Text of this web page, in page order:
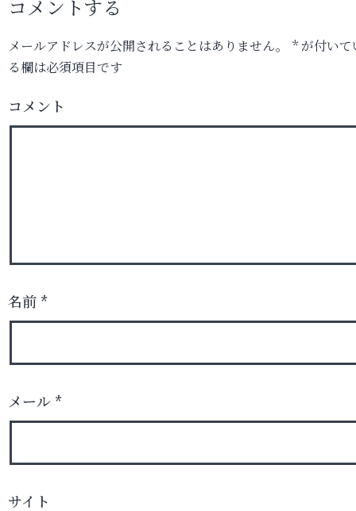
コメントする
メールアドレスが公開されることはありません。 *が付いて
る欄は必須項目です
コメント
名前 *
メール *
サイト